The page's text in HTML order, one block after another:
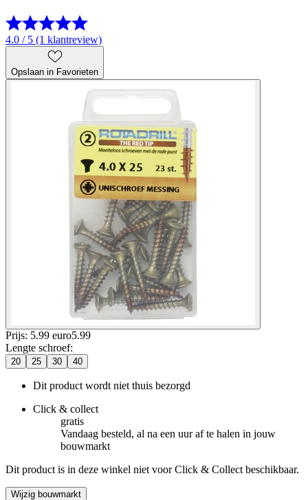
4.0 / 5 (1 klantreview)
Opslaan in Favorieten
Prijs: 5.99 euro5.99
Lengte schroef:
20 25 30 40
Dit product wordt niet thuis bezorgd
Click & collect
gratis
Vandaag besteld, al na een uur af te halen in jouw
bouwmarkt
Dit product is in deze winkel niet voor Click & Collect beschikbaar.
Wijzig bouwmarkt